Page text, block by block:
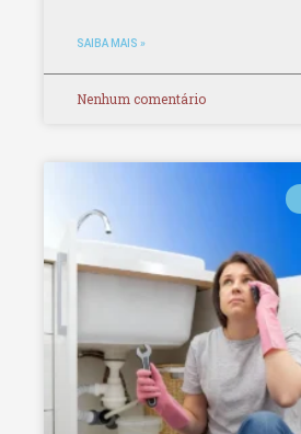
SAIBA MAIS »
Nenhum comentário